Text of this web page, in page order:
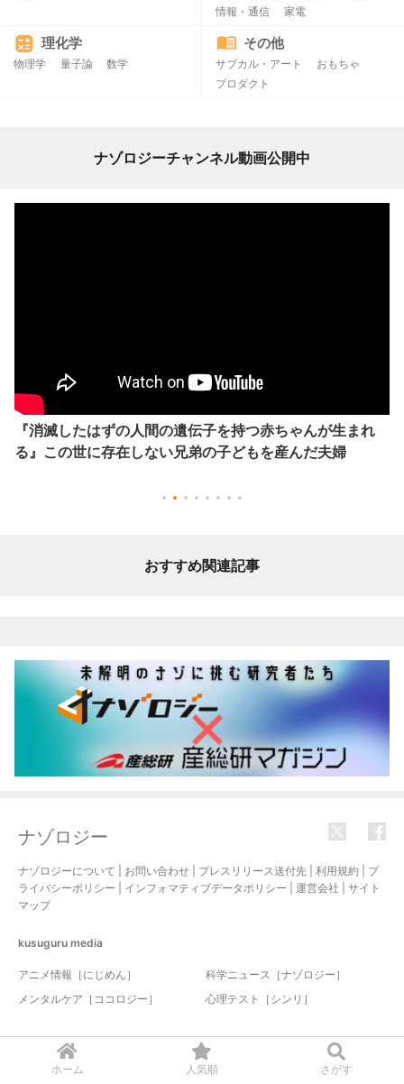
ホーム 人気順 さがす
情報・通信
家電
理化学
物理学 量子論 数学
その他
サブカル・アート
おもちゃ
プロダクト
ナゾロジーチャンネル動画公開中
『消滅したはずの人間の遺伝子を持つ赤ちゃんが生まれ
る』この世に存在しない兄弟の子どもを産んだ夫婦
おすすめ関連記事
ナゾロジー
ナゾロジーについて お問い合わせ プレスリリース送付先 利用規約
プ
ライバシーポリシー
インフォマティブデータポリシー 運営会社
サイト
マップ
kusuguru media
アニメ情報［にじめん］
科学ニュース［ナゾロジー］
メンタルケア［ココロジー］
心理テスト［シンリ］
© 2017-2026 nazology. all rights reserved.